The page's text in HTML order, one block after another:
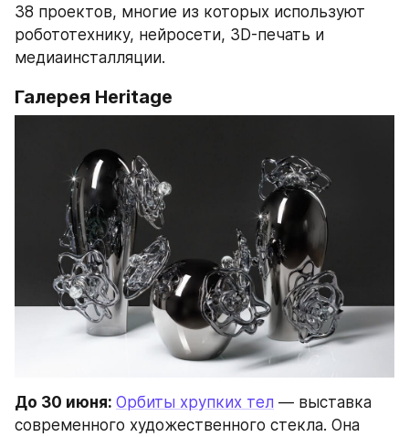
38 проектов, многие из которых используют
робототехнику, нейросети, 3D-печать и
медиаинсталляции.
Галерея Heritage
До 30 июня: Орбиты хрупких тел — выставка
современного художественного стекла. Она